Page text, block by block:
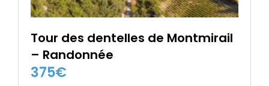
Tour des dentelles de Montmirail
– Randonnée
375€